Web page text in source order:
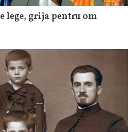
lege, grija pentru om